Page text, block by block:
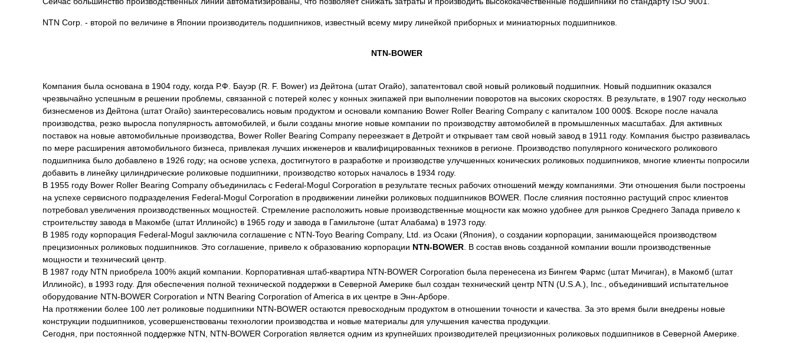
NTN Corp. - второй по величине в Японии производитель подшипников, известный всему миру линейкой приборных и миниатюрных подшипников.
NTN-BOWER
Компания была основана в 1904 году, когда Р.Ф. Бауэр (R. F. Bower) из Дейтона (штат Огайо), запатентовал свой новый роликовый подшипник. Новый подшипник оказался
чрезвычайно успешным в решении проблемы, связанной с потерей колес у конных экипажей при выполнении поворотов на высоких скоростях. В результате, в 1907 году несколько
бизнесменов из Дейтона (штат Огайо) заинтересовались новым продуктом и основали компанию Bower Roller Bearing Company с капиталом 100 000$. Вскоре после начала
производства, резко выросла популярность автомобилей, и были созданы многие новые компании по производству автомобилей в промышленных масштабах. Для активных
поставок на новые автомобильные производства, Bower Roller Bearing Company переезжает в Детройт и открывает там свой новый завод в 1911 году. Компания быстро развивалась
по мере расширения автомобильного бизнеса, привлекая лучших инженеров и квалифицированных техников в регионе. Производство популярного конического роликового
подшипника было добавлено в 1926 году; на основе успеха, достигнутого в разработке и производстве улучшенных конических роликовых подшипников, многие клиенты попросили
добавить в линейку цилиндрические роликовые подшипники, производство которых началось в 1934 году.
В 1955 году Bower Roller Bearing Company объединилась с Federal-Mogul Corporation в результате тесных рабочих отношений между компаниями. Эти отношения были построены
на успехе сервисного подразделения Federal-Mogul Corporation в продвижении линейки роликовых подшипников BOWER. После слияния постоянно растущий спрос клиентов
потребовал увеличения производственных мощностей. Стремление расположить новые производственные мощности как можно удобнее для рынков Среднего Запада привело к
строительству завода в Макомбе (штат Иллинойс) в 1965 году и завода в Гамильтоне (штат Алабама) в 1973 году.
В 1985 году корпорация Federal-Mogul заключила соглашение с NTN-Toyo Bearing Company, Ltd. из Осаки (Япония), о создании корпорации, занимающейся производством
прецизионных роликовых подшипников. Это соглашение, привело к образованию корпорации NTN-BOWER . В состав вновь созданной компании вошли производственные
мощности и технический центр.
В 1987 году NTN приобрела 100% акций компании. Корпоративная штаб-квартира NTN-BOWER Corporation была перенесена из Бингем Фармс (штат Мичиган), в Макомб (штат
Иллинойс), в 1993 году. Для обеспечения полной технической поддержки в Северной Америке был создан технический центр NTN (U.S.A.), Inc., объединивший испытательное
оборудование NTN-BOWER Corporation и NTN Bearing Corporation of America в их центре в Энн-Арборе.
На протяжении более 100 лет роликовые подшипники NTN-BOWER остаются превосходным продуктом в отношении точности и качества. За это время были внедрены новые
конструкции подшипников, усовершенствованы технологии производства и новые материалы для улучшения качества продукции.
Сегодня, при постоянной поддержке NTN, NTN-BOWER Corporation является одним из крупнейших производителей прецизионных роликовых подшипников в Северной Америке.